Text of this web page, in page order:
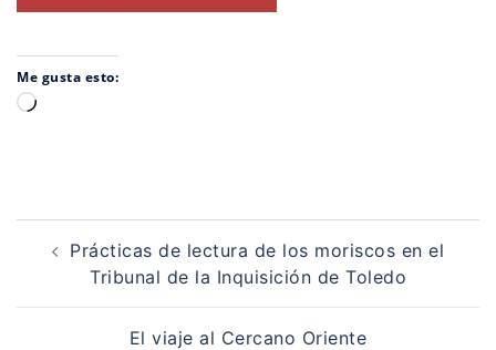
Me gusta esto:
Cargando...
Navegación
entradas
Prácticas de lectura de los moriscos en el
Tribunal de la Inquisición de Toledo
El viaje al Cercano Oriente